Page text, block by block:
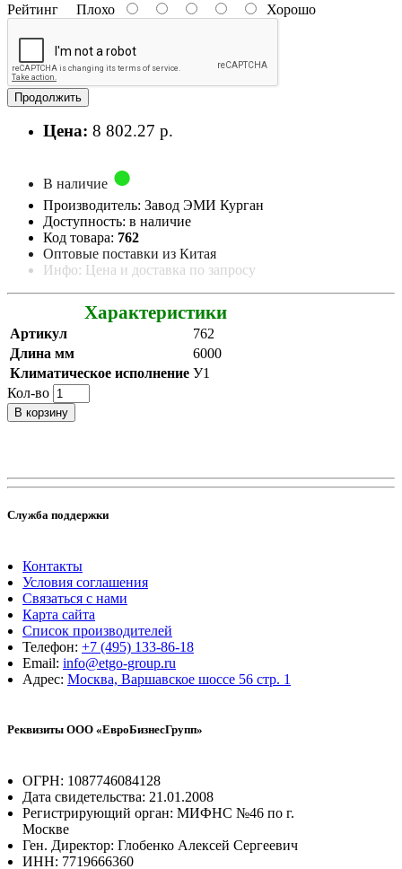
Рейтинг Плохо Хорошо
Продолжить
Цена: 8 802.27 р.
В наличие
Производитель: Завод ЭМИ Курган
Доступность: в наличие
Код товара: 762
Оптовые поставки из Китая
Инфо: Цена и доставка по запросу
Характеристики
Артикул
762
Длина мм
6000
Климатическое исполнение У1
Кол-во
В корзину
Служба поддержки
Контакты
Условия соглашения
Связаться с нами
Карта сайта
Список производителей
Телефон: +7 (495) 133-86-18
Email: info@etgo-group.ru
Адрес: Москва, Варшавское шоссе 56 стр. 1
Реквизиты ООО «ЕвроБизнесГрупп»
ОГРН: 1087746084128
Дата свидетельства: 21.01.2008
Регистрирующий орган: МИФНС №46 по г.
Москве
Ген. Директор: Глобенко Алексей Сергеевич
ИНН: 7719666360